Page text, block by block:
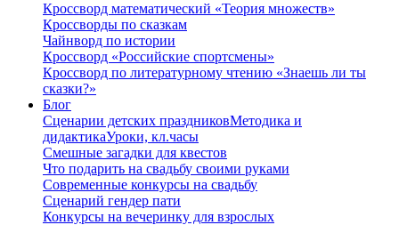
Кроссворд математический «Теория множеств»
Кроссворды по сказкам
Чайнворд по истории
Кроссворд «Российские спортсмены»
Кроссворд по литературному чтению «Знаешь ли ты
сказки?»
Блог
Сценарии детских праздниковМетодика и
дидактикаУроки, кл.часы
Смешные загадки для квестов
Что подарить на свадьбу своими руками
Современные конкурсы на свадьбу
Сценарий гендер пати
Конкурсы на вечеринку для взрослых